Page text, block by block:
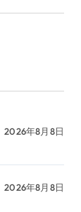
2026年8月8日
2026年8月8日